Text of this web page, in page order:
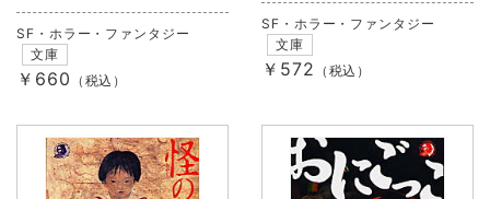
SF・ホラー・ファンタジー
文庫
￥660 （税込）
SF・ホラー・ファンタジー
文庫
￥572 （税込）